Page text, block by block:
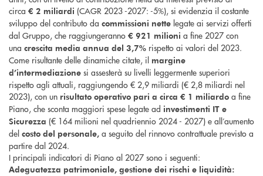
circa € 2 miliardi (CAGR 2023 -2027: -5%), si evidenzia il costante
sviluppo del contributo da commissioni nette legate ai servizi offerti
dal Gruppo, che raggiungeranno € 921 milioni a fine 2027 con
una crescita media annua del 3,7% rispetto ai valori del 2023.
Come risultante delle dinamiche citate, il margine
d’intermediazione si assesterà su livelli leggermente superiori
rispetto agli attuali, raggiungendo € 2,9 miliardi (€ 2,8 miliardi nel
2023), con un risultato operativo pari a circa € 1 miliardo a fine
Piano, che sconta maggiori spese legate ad investimenti IT e
Sicurezza (€ 164 milioni nel quadriennio 2024 - 2027) e all’aumento
del costo del personale, a seguito del rinnovo contrattuale previsto a
partire dal 2024.
I principali indicatori di Piano al 2027 sono i seguenti:
Adeguatezza patrimoniale, gestione dei rischi e liquidità: